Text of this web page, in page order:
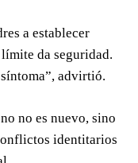
a establecer
da seguridad.
advirtió.
no es nuevo, sino
identitarios